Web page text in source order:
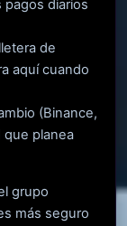
pagos diarios
de
aquí cuando
(Binance,
que planea
grupo
más seguro